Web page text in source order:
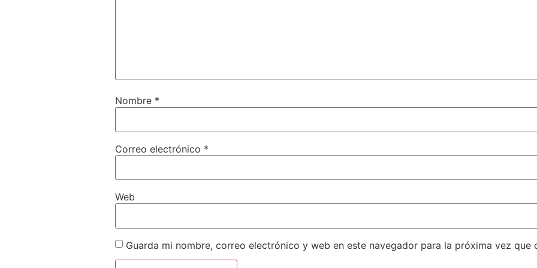
Nombre *
Correo electrónico *
Web
Guarda mi nombre, correo electrónico y web en este navegador para la próxima vez que